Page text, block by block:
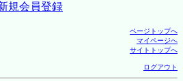
規会員登録
ページトップへ
マイページへ
サイトトップへ
ログアウト